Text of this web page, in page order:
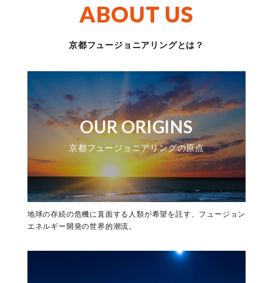
ABOUT US
京都フュージョニアリングとは？
OUR ORIGINS
京都フュージョニアリングの原点
地球の存続の危機に直面する人類が希望を託す、フュージョン
エネルギー開発の世界的潮流。